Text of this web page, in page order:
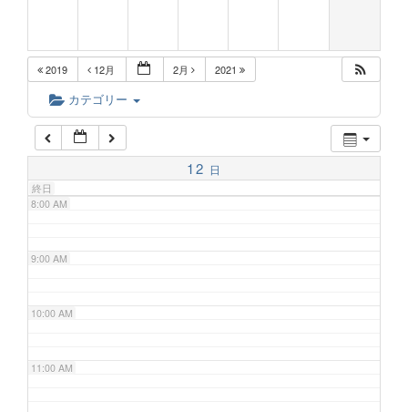
2019 12月 2月 2021
カテゴリー
12 日
終日
6:00 AM
7:00 AM
8:00 AM
9:00 AM
10:00 AM
11:00 AM